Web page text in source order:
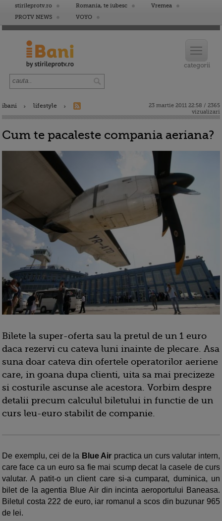
stirileprotv.ro Romania, te iubesc
Vremea
PROTV NEWS
VOYO
ibani lifestyle
23 martie 2011 22:58 / 2365
vizualizari
Cum te pacaleste compania aeriana?
Bilete la super-oferta sau la pretul de un 1 euro
daca rezervi cu cateva luni inainte de plecare. Asa
suna doar cateva din ofertele operatorilor aeriene
care, in goana dupa clienti, uita sa mai precizeze
si costurile ascunse ale acestora. Vorbim despre
detalii precum calculul biletului in functie de un
curs leu-euro stabilit de companie.
De exemplu, cei de la Blue Air practica un curs valutar intern,
care face ca un euro sa fie mai scump decat la casele de curs
valutar. A patit-o un client care si-a cumparat, duminica, un
bilet de la agentia Blue Air din incinta aeroportului Baneasa.
Biletul costa 222 de euro, iar romanul a scos din buzunar 965
de lei.